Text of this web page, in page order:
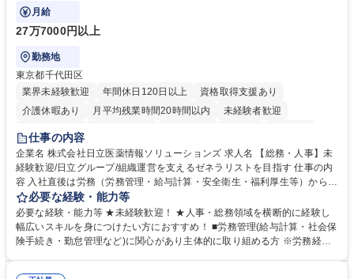
ます。
月給
27万7000円以上
勤務地
東京都千代田区
業界未経験歓迎
年間休日120日以上
資格取得支援あり
介護休暇あり
月平均残業時間20時間以内
未経験者歓迎
住宅手当あり
育休あり
完全週休2日制 交通費支給 土日祝休み 寮・社宅あり
仕事の内容
企業名 株式会社日立医薬情報ソリューションズ 求人名 【総務・人事】未
経験歓迎/日立グループ/組織運営を支えるゼネラリストを目指す 仕事の内
容 入社直後は労務（労務管理・給与計算・安全衛生・福利厚生等）からお
任せいたします。将来は総務・採用・教育業務へ守備範囲を広げ、組織運
営を支えるゼネラリストをめざせます。 ・初期業務：労働時間管理、給与
計算、社会保険対応、福利厚生管理、安全衛生、健康経営推進等をお任せ
します。ご経験に応じて、休職者管理など、幅広く経験を積んでいただき
必要な経験・能力等
必要な経験・能力等 ★未経験歓迎！ ★人事・総務領域を横断的に経験し
幅広いスキルを身につけたい方におすすめ！ ■労務管理(給与計算・社会保
険手続き・勤怠管理など)に関心があり主体的に取り組める方 ※労務経験